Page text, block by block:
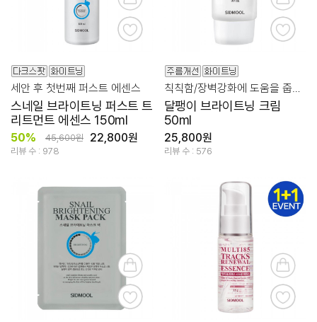
세안 후 첫번째 퍼스트 에센스
스네일 브라이트닝 퍼스트 트
리트먼트 에센스 150ml
50% 45,600원 22,800원
리뷰 수 : 978
달팽이 브라이트닝 크림
50ml
25,800원
리뷰 수 : 576